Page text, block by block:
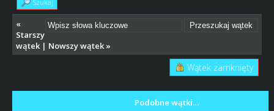
Szukaj
«
Starszy
wątek| Nowszy wątek»
Wątek zamknięty
Podobne wątki…